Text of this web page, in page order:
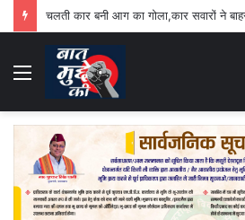
चलती कार बनी आग का गोला,कार सवारों ने
Menu